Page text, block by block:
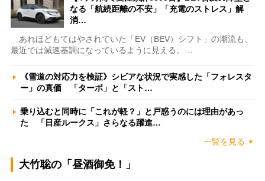
なる「航続距離の不安」「充電のストレス」解
消…
あれほどもてはやされていた「EV（BEV）シフト」の潮流も、
最近では減速基調になっているように見える。…
《雪道の対応力を検証》シビアな状況で実感した「フォレスタ
ー」の真価 「ターボ」と「スト…
乗り込むと同時に「これが軽？」と戸惑うのには理由があっ
た 「日産ルークス」さらなる躍進…
一覧を見る
大竹聡の「昼酒御免！」